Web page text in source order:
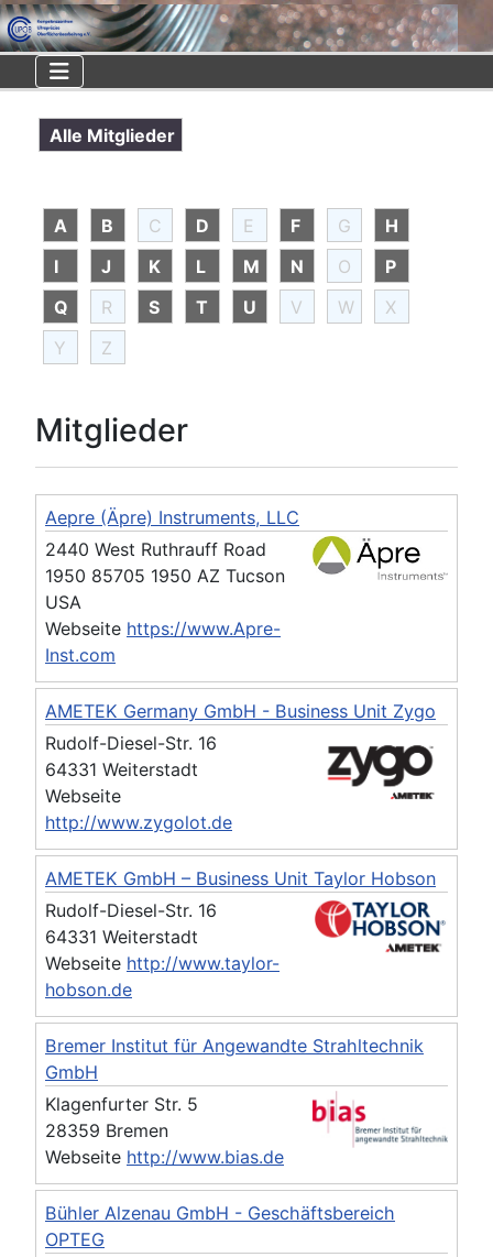
Alle Mitglieder
A B C D E F G
H
I
J K L M N O
P
Q
R S T U V W
X
Y
Z
Mitglieder
Aepre (Äpre) Instruments, LLC
2440 West Ruthrauff Road
1950 85705 1950 AZ Tucson
USA
Webseite https://www.Apre-
Inst.com
AMETEK Germany GmbH - Business Unit Zygo
Rudolf-Diesel-Str. 16
64331 Weiterstadt
Webseite
http://www.zygolot.de
AMETEK GmbH – Business Unit Taylor Hobson
Rudolf-Diesel-Str. 16
64331 Weiterstadt
Webseite http://www.taylor-
hobson.de
Bremer Institut für Angewandte Strahltechnik
GmbH
Klagenfurter Str. 5
28359 Bremen
Webseite http://www.bias.de
Bühler Alzenau GmbH - Geschäftsbereich
OPTEG